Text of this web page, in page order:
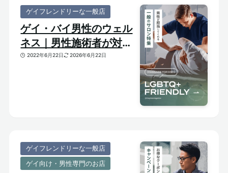
ゲイフレンドリーな一般店
ゲイ・バイ男性のウェル
ネス｜男性施術者が対応
してくれるゲイフレンド
2022年6月22日 2026年6月22日
ゲイフレンドリーな一般店
ゲイ向け・男性専門のお店